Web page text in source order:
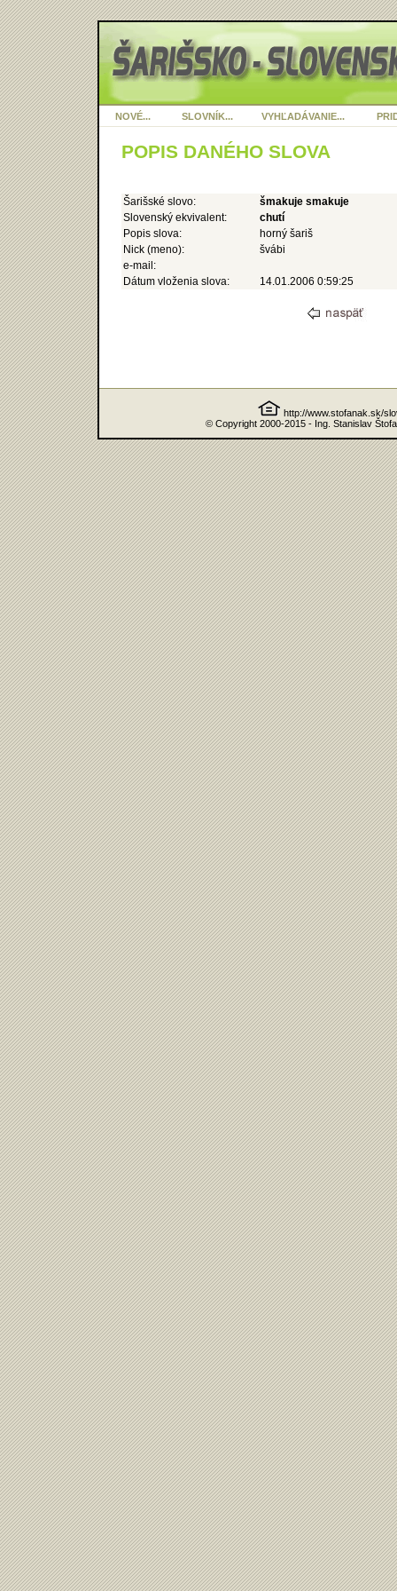
NOVÉ... SLOVNÍK... VYHĽADÁVANIE...
POPIS DANÉHO SLOVA
Šarišské slovo:
šmakuje smakuje
Slovenský ekvivalent:
chutí
Popis slova:
horný šariš
Nick (meno):
švábi
e-mail:
Dátum vloženia slova:
14.01.2006 0:59:25
http://www.stofanak.sk/
© Copyright 2000-2015 - Ing. Stanislav